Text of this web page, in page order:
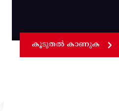
കൂടുതൽ കാണുക